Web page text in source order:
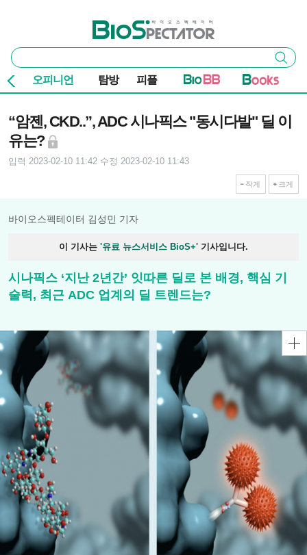
바이오스펙테이터
통
합
검
색
검색
오피니언 탐방 피플
“암젠, CKD..”, ADC 시나픽스 "동시다발" 딜 이
유는?
입력 2023-02-10 11:42 수정 2023-02-10 11:43
작게 크게
바이오스펙테이터 김성민 기자
이 기사는 '유료 뉴스서비스 BioS+' 기사입니다.
시나픽스 ‘지난 2년간’ 잇따른 딜로 본 배경, 핵심 기
술력, 최근 ADC 업계의 딜 트렌드는?